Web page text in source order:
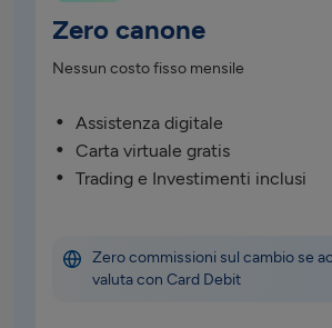
Zero canone
Nessun costo fisso mensile
Assistenza digitale
Carta virtuale gratis
Trading e Investimenti inclusi
Zero commissioni sul cambio se
valuta con Card Debit